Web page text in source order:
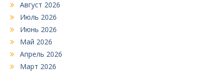
Август 2026
Июль 2026
Июнь 2026
Май 2026
Апрель 2026
Март 2026